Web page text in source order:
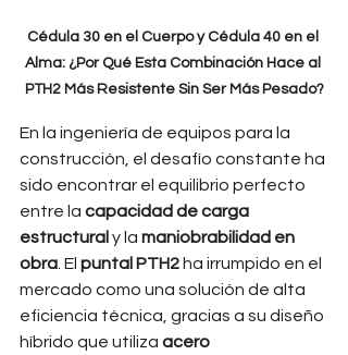
Cédula 30 en el Cuerpo y Cédula 40 en el
Alma: ¿Por Qué Esta Combinación Hace al
PTH2 Más Resistente Sin Ser Más Pesado?
En la ingeniería de equipos para la
construcción, el desafío constante ha
sido encontrar el equilibrio perfecto
entre la capacidad de carga
estructural y la maniobrabilidad en
obra . El puntal PTH2 ha irrumpido en el
mercado como una solución de alta
eficiencia técnica, gracias a su diseño
híbrido que utiliza acero